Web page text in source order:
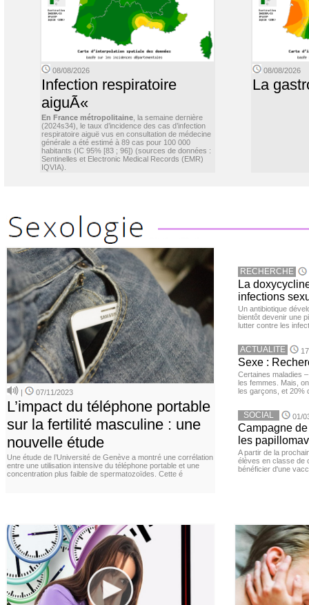
08/08/2026
Infection respiratoire
aiguÃ«
En France métropolitaine , la semaine dernière
(2024s34), le taux d’incidence des cas d’infection
respiratoire aiguë vus en consultation de médecine
générale a été estimé à 89 cas pour 100 000
habitants (IC 95% [83 ; 96]) (sources de données :
Sentinelles et Electronic Medical Records (EMR)
IQVIA).
08/08/2026
La
| 07/11/2023
L’impact du téléphone portable
sur la fertilité masculine : une
nouvelle étude
Une étude de l’Université de Genève a montré une corrélation
entre une utilisation intensive du téléphone portable et une
concentration plus faible de spermatozoïdes. Cette é
RECHERCHE
La
infections
Un antibiotique
bientôt devenir une
lutter contre les
ACTUALITE
Sexe :
Certaines maladies
les femmes. Mais,
les garçons, et 20%
SOCIAL 01/
Campagne
les
A partir de la
élèves en classe de
bénéficier d'une